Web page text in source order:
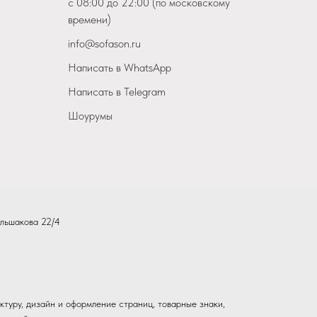
времени)
info@sofason.ru
Написать в WhatsApp
Написать в Telegram
Шоурумы
22/4
дизайн и оформление страниц, товарные знаки,